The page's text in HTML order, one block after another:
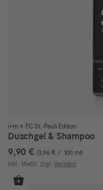
i+m × FC St. Pauli Edition
Duschgel & Shampoo
9,90 € 3,96€ / 100 ml
inkl. MwSt. zzgl. Versand